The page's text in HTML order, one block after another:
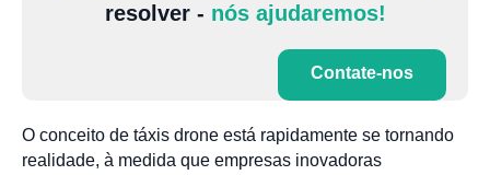
resolver - nós ajudaremos!
Contate-nos
O conceito de táxis drone está rapidamente se tornando
realidade, à medida que empresas inovadoras